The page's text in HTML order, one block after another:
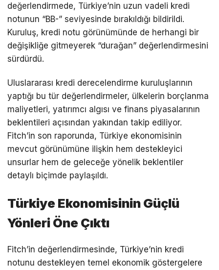
değerlendirmede, Türkiye’nin uzun vadeli kredi
notunun “BB-” seviyesinde bırakıldığı bildirildi.
Kuruluş, kredi notu görünümünde de herhangi bir
değişikliğe gitmeyerek “durağan” değerlendirmesini
sürdürdü.
Uluslararası kredi derecelendirme kuruluşlarının
yaptığı bu tür değerlendirmeler, ülkelerin borçlanma
maliyetleri, yatırımcı algısı ve finans piyasalarının
beklentileri açısından yakından takip ediliyor.
Fitch’in son raporunda, Türkiye ekonomisinin
mevcut görünümüne ilişkin hem destekleyici
unsurlar hem de geleceğe yönelik beklentiler
detaylı biçimde paylaşıldı.
Türkiye Ekonomisinin Güçlü
Yönleri Öne Çıktı
Fitch’in değerlendirmesinde, Türkiye’nin kredi
notunu destekleyen temel ekonomik göstergelere